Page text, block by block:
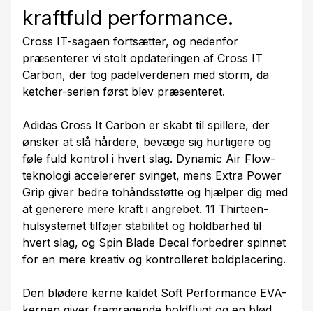
kraftfuld performance.
Cross IT-sagaen fortsætter, og nedenfor
præsenterer vi stolt opdateringen af Cross IT
Carbon, der tog padelverdenen med storm, da
ketcher-serien først blev præsenteret.
Adidas Cross It Carbon er skabt til spillere, der
ønsker at slå hårdere, bevæge sig hurtigere og
føle fuld kontrol i hvert slag. Dynamic Air Flow-
teknologi accelererer svinget, mens Extra Power
Grip giver bedre tohåndsstøtte og hjælper dig med
at generere mere kraft i angrebet. 11 Thirteen-
hulsystemet tilføjer stabilitet og holdbarhed til
hvert slag, og Spin Blade Decal forbedrer spinnet
for en mere kreativ og kontrolleret boldplacering.
Den blødere kerne kaldet Soft Performance EVA-